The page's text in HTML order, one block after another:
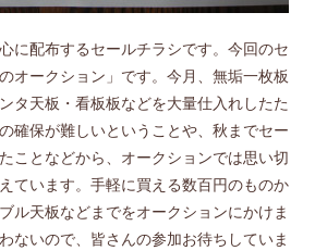
に配布するセールチラシです。今回のセ
オークション」です。今月、無垢一枚板
タ天板・看板板などを大量仕入れしたた
確保が難しいということや、秋までセー
ことなどから、オークションでは思い切
ています。手軽に買える数百円のものか
ル天板などまでをオークションにかけま
ないので、皆さんの参加お待ちしていま